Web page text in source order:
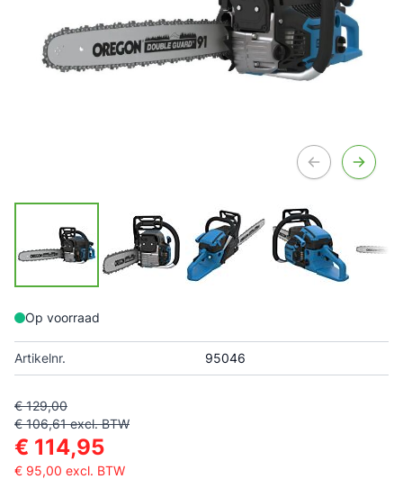
Op voorraad
Artikelnr. 95046
€ 129,00
€ 106,61 excl. BTW
€ 114,95
€ 95,00 excl. BTW